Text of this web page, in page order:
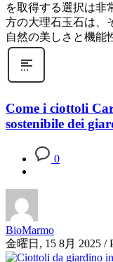
を取得する選択は非
方の大理石玉石は、
自然の美しさと機能
Come i ciottoli
sostenibile dei
0
BioMarmo
金曜日, 15 8月 2025 /